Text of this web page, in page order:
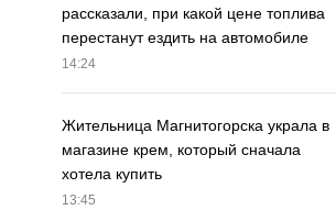
рассказали, при какой цене топлива
перестанут ездить на автомобиле
14:24
Жительница Магнитогорска украла в
магазине крем, который сначала
хотела купить
13:45